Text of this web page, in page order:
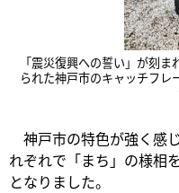
「震災復興への誓い」が刻
られた神戸市のキャッチフレ
神戸市の特色が強く感
れぞれで「まち」の様相
となりました。